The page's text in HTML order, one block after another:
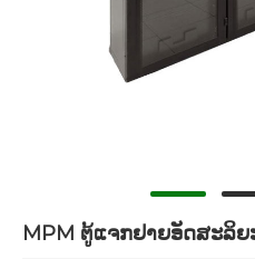
MPM ຕູ້ແຈກຢາຍອັດສະລິຍ